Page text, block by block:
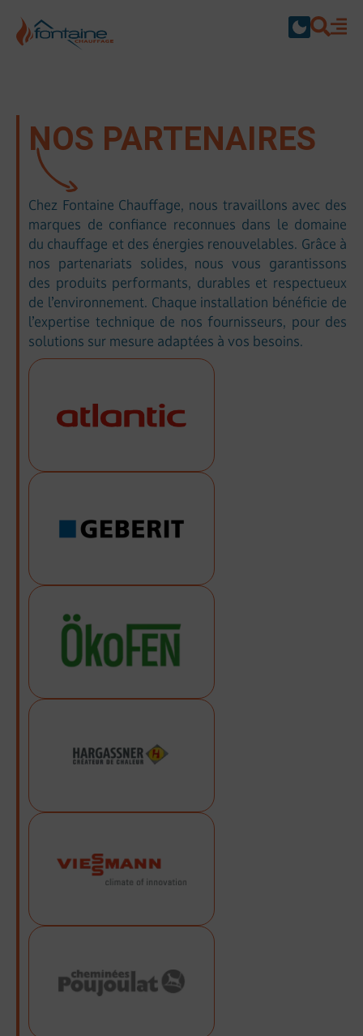
NOS PARTENAIRES
Chez Fontaine Chauffage, nous travaillons avec des
marques de confiance reconnues dans le domaine
du chauffage et des énergies renouvelables. Grâce à
nos partenariats solides, nous vous garantissons
des produits performants, durables et respectueux
de l’environnement. Chaque installation bénéficie de
l’expertise technique de nos fournisseurs, pour des
solutions sur mesure adaptées à vos besoins.